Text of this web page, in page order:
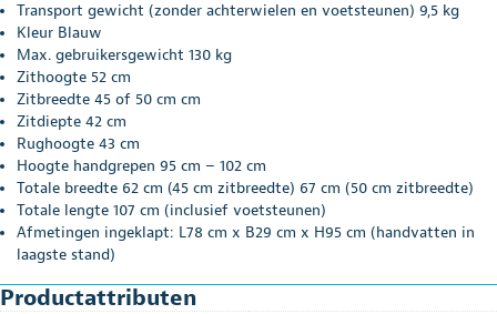
Transport gewicht (zonder achterwielen en voetsteunen) 9,5 kg
Kleur Blauw
Max. gebruikersgewicht 130 kg
Zithoogte 52 cm
Zitbreedte 45 of 50 cm cm
Zitdiepte 42 cm
Rughoogte 43 cm
Hoogte handgrepen 95 cm – 102 cm
Totale breedte 62 cm (45 cm zitbreedte) 67 cm (50 cm zitbreedte)
Totale lengte 107 cm (inclusief voetsteunen)
Afmetingen ingeklapt: L78 cm x B29 cm x H95 cm (handvatten in
laagste stand)
Productattributen